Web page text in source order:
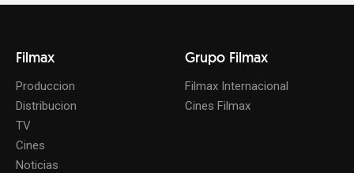
Filmax
Produccion
Distribucion
TV
Cines
Noticias
Grupo Filmax
Filmax Internacional
Cines Filmax